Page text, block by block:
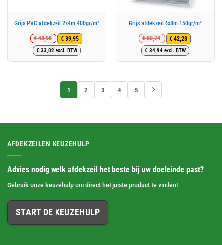
Grijs PVC afdekzeil 2x4m 400gr/m²
€48,98
Oorspronkelijke
prijs
was:
€ 39,95
Huidige
prijs
is:
€ 33,02 excl. BTW
Grijs afdekzeil 6x8m 150gr/m²
€50,74
Oorspronkelijke
prijs
was:
€ 42,28
Huidige
prijs
is:
€ 34,94 excl. BTW
1 2 3 4 5
AFDEKZEILEN KEUZEHULP
Advies nodig welk afdekzeil het beste bij uw doeleinde past?
Gebruik onze keuzehulp om direct het juiste product te vinden!
START DE KEUZEHULP